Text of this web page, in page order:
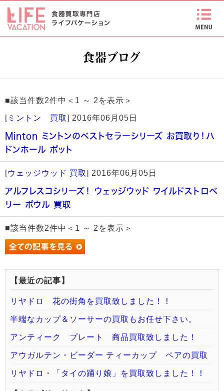
食器ブログ
■該当件数2件中＜1 ～ 2を表示＞
[ ミントン 買取] 2016年06月05日
Minton ミントンのベストセラーシリーズ お買取り！ハ
ドンホール ポット
[ウェッジウッド 買取] 2016年06月05日
アルフレスコシリーズ！ ウェッジウッド ワイルドストロベ
リー ボウル 買取
■該当件数2件中＜1 ～ 2を表示＞
【最近の記事】
リヤドロ 花の街角を買取致しました！！
半端なカップ＆ソーサーの買取もお任せ下さい。
アンティーク プレート 商品買取致しました！
アウガルテン・ビーダー ティーカップ ペアの買取
リヤドロ・「タイの踊り娘」を買取致しました！！